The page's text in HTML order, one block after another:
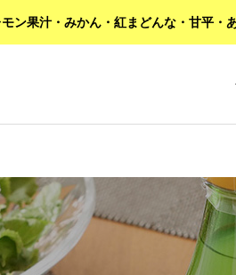
モン果汁・みかん・紅まどんな・甘